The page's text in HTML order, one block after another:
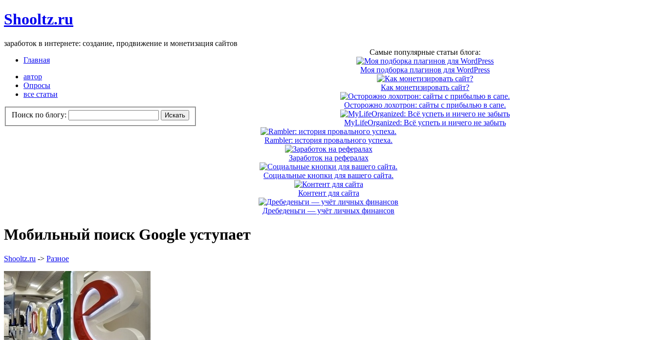
Shooltz.ru
заработок в интернете: создание, продвижение и монетизация сайтов
Главная
автор
Опросы
все статьи
Поиск по блогу:
Самые популярные статьи блога:
Моя подборка плагинов для WordPress
Как монетизировать сайт?
Осторожно лохотрон: сайты с прибылью в сапе.
MyLifeOrganized: Всё успеть и ничего не забыть
Rambler: история провального успеха.
Заработок на рефералах
Социальные кнопки для вашего сайта.
Контент для сайта
Дребеденьги — учёт личных финансов
Мобильный поиск Google уступает
Shooltz.ru -> Разное